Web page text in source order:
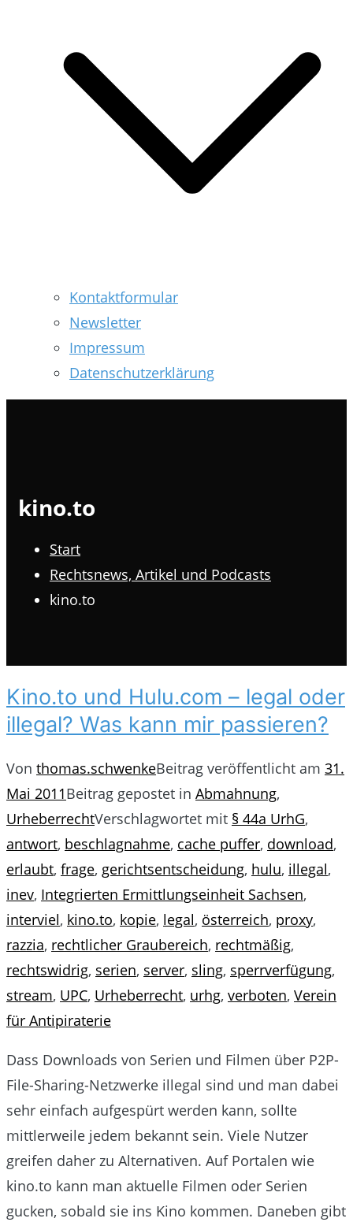
Kontaktformular
Newsletter
Impressum
Datenschutzerklärung
kino.to
Start
Rechtsnews, Artikel und Podcasts
kino.to
Kino.to und Hulu.com – legal oder
illegal? Was kann mir passieren?
Von thomas.schwenkeBeitrag veröffentlicht am 31.
Mai 2011Beitrag gepostet in Abmahnung,
UrheberrechtVerschlagwortet mit § 44a UrhG,
antwort, beschlagnahme, cache puffer, download,
erlaubt, frage, gerichtsentscheidung, hulu, illegal,
inev, Integrierten Ermittlungseinheit Sachsen,
interviel, kino.to, kopie, legal, österreich, proxy,
razzia, rechtlicher Graubereich, rechtmäßig,
rechtswidrig, serien, server, sling, sperrverfügung,
stream, UPC, Urheberrecht, urhg, verboten, Verein
für Antipiraterie
Dass Downloads von Serien und Filmen über P2P-
File-Sharing-Netzwerke illegal sind und man dabei
sehr einfach aufgespürt werden kann, sollte
mittlerweile jedem bekannt sein. Viele Nutzer
greifen daher zu Alternativen. Auf Portalen wie
kino.to kann man aktuelle Filmen oder Serien
gucken, sobald sie ins Kino kommen. Daneben gibt